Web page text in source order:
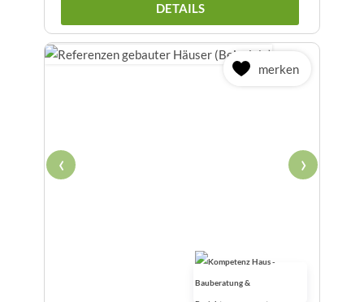
DETAILS
merken
‹ ›